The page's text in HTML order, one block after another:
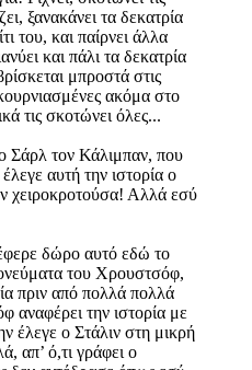
ξανακάνει τα δεκατρία
του, και παίρνει άλλα
και πάλι τα δεκατρία
μπροστά στις
ακόμα στο
τις σκοτώνει όλες...
Σάρλ τον Κάλιμπαν, που
αυτή την ιστορία ο
χειροκροτούσα! Αλλά εσύ
δώρο αυτό εδώ το
του Χρουστσόφ,
πριν από πολλά πολλά
αναφέρει την ιστορία με
έλεγε ο Στάλιν στη μικρή
απ’ ό,τι γράφει ο